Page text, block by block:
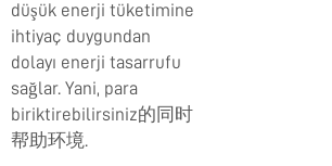
düşük enerji tüketimine
ihtiyaç duygundan
dolayı enerji tasarrufu
sağlar. Yani, para
biriktirebilirsiniz的同时
帮助环境.